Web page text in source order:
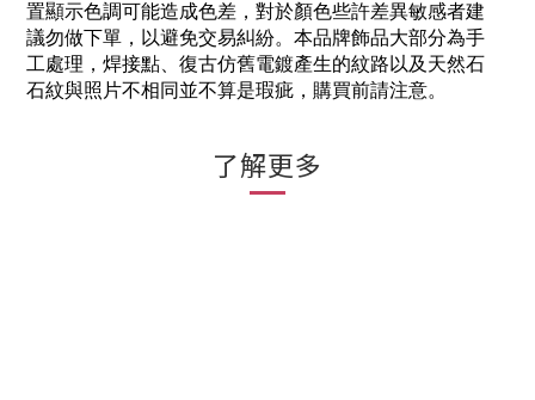
置顯示色調可能造成色差，對於顏色些許差異敏感者建
議勿做下單，以避免交易糾紛。本品牌飾品大部分為手
工處理，焊接點、復古仿舊電鍍產生的紋路以及天然石
石紋與照片不相同並不算是瑕疵，購買前請注意。
了解更多